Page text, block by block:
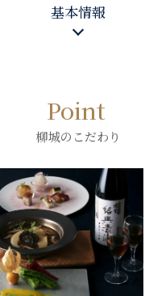
基本情報
Point
柳城のこだわり